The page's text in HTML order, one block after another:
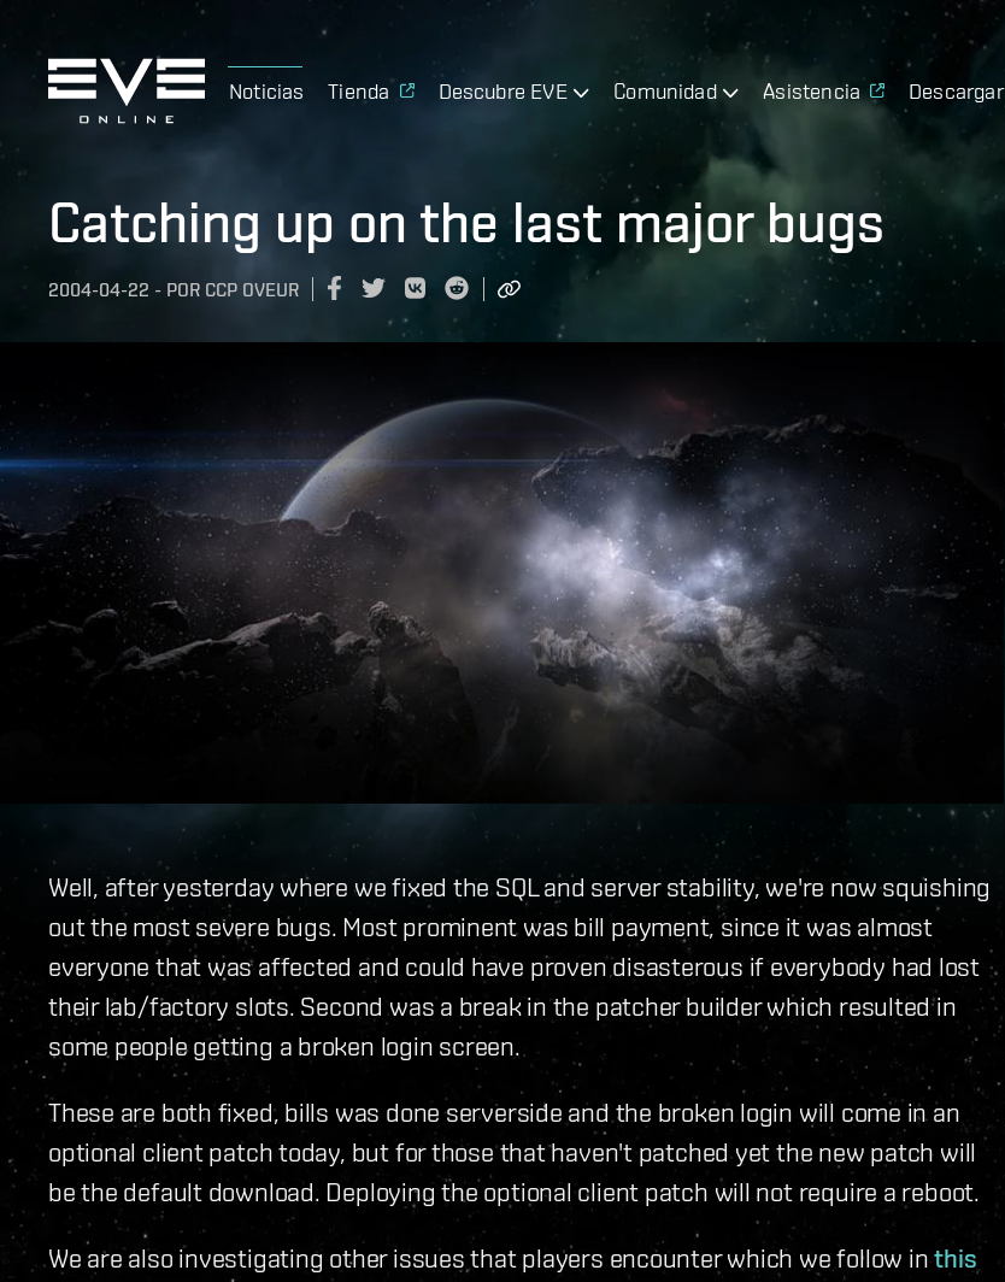
Noticias Tienda Descubre EVE Comunidad Asistencia Descargar
Catching up on the last major bugs
2004-04-22 - POR CCP OVEUR
Well, after yesterday where we fixed the SQL and server stability, we're now squishing
out the most severe bugs. Most prominent was bill payment, since it was almost
everyone that was affected and could have proven disasterous if everybody had lost
their lab/factory slots. Second was a break in the patcher builder which resulted in
some people getting a broken login screen.
These are both fixed, bills was done serverside and the broken login will come in an
optional client patch today, but for those that haven't patched yet the new patch will
be the default download. Deploying the optional client patch will not require a reboot.
We are also investigating other issues that players encounter which we follow inthis